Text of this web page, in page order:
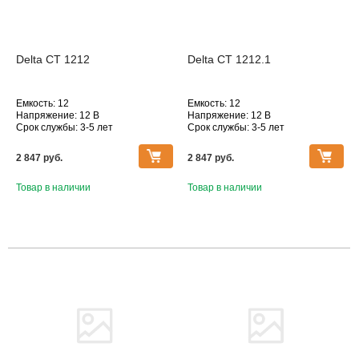
Delta CT 1212
Емкость: 12
Напряжение: 12 В
Срок службы: 3-5 лет
2 847 pуб.
Товар в наличии
Delta CT 1212.1
Емкость: 12
Напряжение: 12 В
Срок службы: 3-5 лет
2 847 pуб.
Товар в наличии